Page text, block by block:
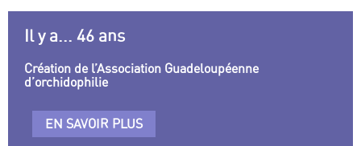
Il y a... 46 ans
Création de l’Association Guadeloupéenne
d’orchidophilie
EN SAVOIR PLUS